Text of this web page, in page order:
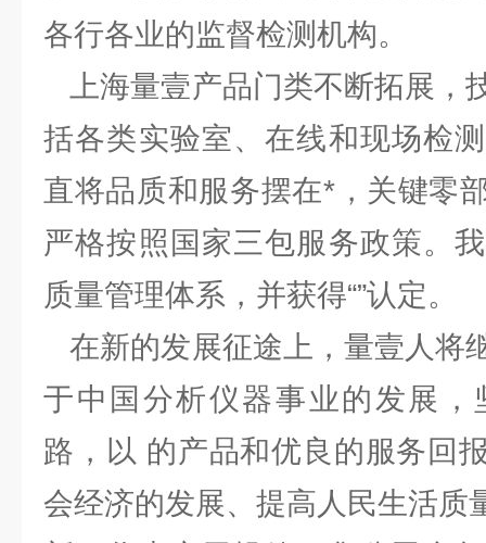
各行各业的监督检测机构。
上海量壹产品门类不断拓展，
括各类实验室、在线和现场检
直将品质和服务摆在*，关键零
严格按照国家三包服务政策。
质量管理体系，并获得“”认定。
在新的发展征途上，量壹人将
于中国分析仪器事业的发展，
路，以 的产品和优良的服务回
会经济的发展、提高人民生活质